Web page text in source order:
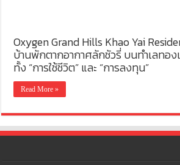
Oxygen Grand Hills Khao Yai
บ้านพักตากอากาศลักชัวรี่ บนทำเลทอ
ทั้ง “การใช้ชีวิต” และ “การลงทุน”
Read More »